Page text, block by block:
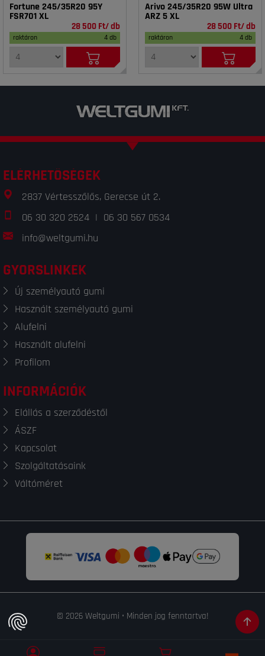
Fortune 245/35R20 95Y
FSR701 XL
28 500 Ft/ db
raktáron 4 db
Arivo 245/35R20 95W Ultra
ARZ 5 XL
28 500 Ft/ db
raktáron 4 db
ELÉRHETŐSÉGEK
2837 Vértesszőlős, Gerecse út 2.
06 30 320 2524 | 06 30 567 0534
info@weltgumi.hu
GYORSLINKEK
Új személyautó gumi
Használt személyautó gumi
Alufelni
Használt alufelni
Profilom
INFORMÁCIÓK
Elállás a szerződéstől
ÁSZF
Kapcsolat
Szolgáltatásaink
Váltóméret
© 2026 Weltgumi • Minden jog fenntartva!